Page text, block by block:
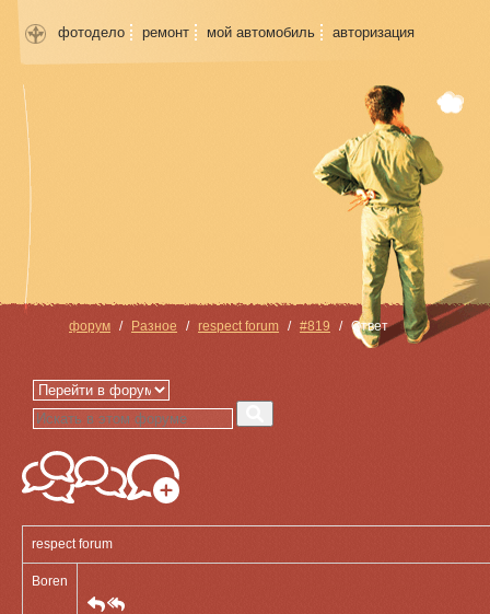
фотодело ремонт мой автомобиль авторизация
форум Разное respect forum #819 Ответ
respect forum
Boren